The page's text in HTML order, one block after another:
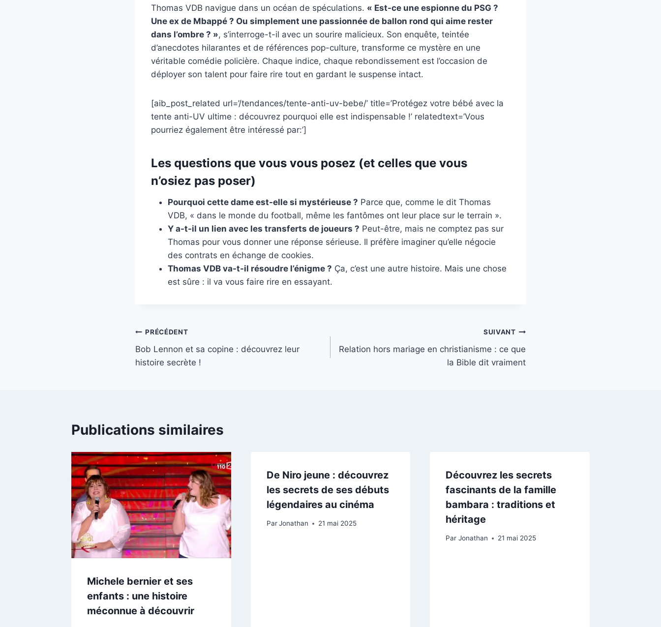
Thomas VDB navigue dans un océan de spéculations. « Est-ce une espionne du PSG ?
Une ex de Mbappé ? Ou simplement une passionnée de ballon rond qui aime rester
dans l’ombre ? », s’interroge-t-il avec un sourire malicieux. Son enquête, teintée
d’anecdotes hilarantes et de références pop-culture, transforme ce mystère en une
véritable comédie policière. Chaque indice, chaque rebondissement est l’occasion de
déployer son talent pour faire rire tout en gardant le suspense intact.
[aib_post_related url=’/tendances/tente-anti-uv-bebe/’ title=’Protégez votre bébé avec la
tente anti-UV ultime : découvrez pourquoi elle est indispensable !’ relatedtext=’Vous
pourriez également être intéressé par:’]
Les questions que vous vous posez (et celles que vous
n’osiez pas poser)
Pourquoi cette dame est-elle si mystérieuse ? Parce que, comme le dit Thomas
VDB, « dans le monde du football, même les fantômes ont leur place sur le terrain ».
Y a-t-il un lien avec les transferts de joueurs ? Peut-être, mais ne comptez pas sur
Thomas pour vous donner une réponse sérieuse. Il préfère imaginer qu’elle négocie
des contrats en échange de cookies.
Thomas VDB va-t-il résoudre l’énigme ? Ça, c’est une autre histoire. Mais une chose
est sûre : il va vous faire rire en essayant.
Navigation
de
PRÉCÉDENT
Bob Lennon et sa copine : découvrez leur
histoire secrète !
SUIVANT
Relation hors mariage en christianisme : ce que
la Bible dit vraiment
Publications similaires
Michele bernier et ses
enfants : une histoire
méconnue à découvrir
De Niro jeune : découvrez
les secrets de ses débuts
légendaires au cinéma
Par Jonathan 21 mai 2025
Découvrez les secrets
fascinants de la famille
bambara : traditions et
héritage
Par Jonathan 21 mai 2025